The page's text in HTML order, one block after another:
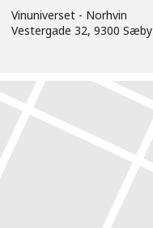
Vinuniverset - Norhvin
Vestergade 32, 9300 Sæby